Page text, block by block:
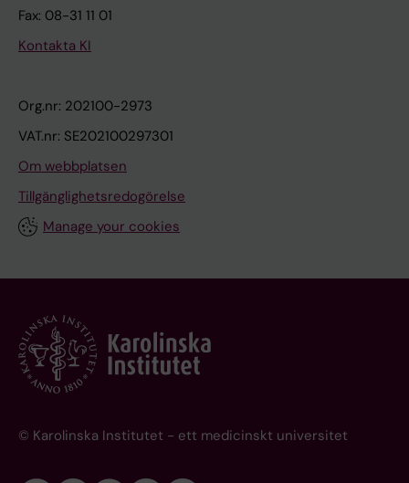
Fax: 08-31 11 01
Kontakta KI
Org.nr: 202100-2973
VAT.nr: SE202100297301
Om webbplatsen
Tillgänglighetsredogörelse
Manage your cookies
© Karolinska Institutet - ett medicinskt universitet